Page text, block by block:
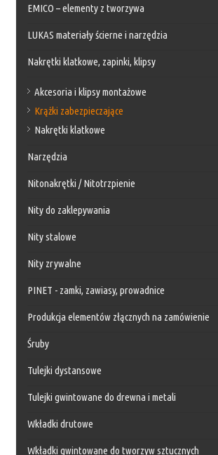
EMICO – elementy z tworzywa
LUKAS materiały ścierne i narzędzia
Nakrętki klatkowe, zapinki, klipsy
Akcesoria i klipsy montażowe
Krążki zabezpieczające
Nakrętki klatkowe
Narzędzia
Nitonakrętki / Nitotrzpienie
Nity do zaklepywania
Nity stalowe
Nity zrywalne
PINET - zamki, zawiasy, prowadnice
Produkcja elementów złącznych na zamówienie
Śruby
Tulejki dystansowe
Tulejki gwintowane do drewna i metali
Wkładki drutowe
Wkładki gwintowane do tworzyw sztucznych